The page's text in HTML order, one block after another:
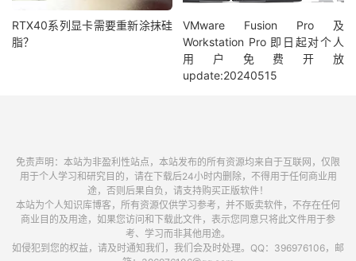
RTX40系列显卡需要重新涂抹硅
脂？
VMware Fusion Pro 及
Workstation Pro 即日起对个人
用户免费开放
update:20240515
免责声明：本站为非盈利性站点，本站发布的所有资源均来自于互联网，仅限
用于个人学习和研究目的，请在下载后24小时内删除，不得用于任何商业用
途，否则后果自负，请支持购买正版软件！
本站为个人知识库博客，所有资源仅供学习参考，并不贩卖软件，不存在任何
商业目的及用途，如果您访问和下载此文件，表示您同意只将此文件用于参
考、学习而非其他用途。
如侵犯到您的权益，请及时通知我们，我们会及时处理。QQ：396976106，邮